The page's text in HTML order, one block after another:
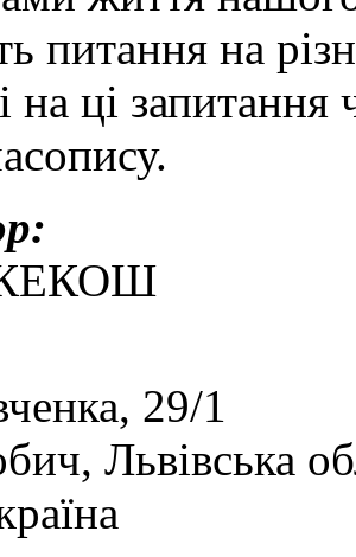
питання на
на ці
КЕКОШ
29/1
Львівська